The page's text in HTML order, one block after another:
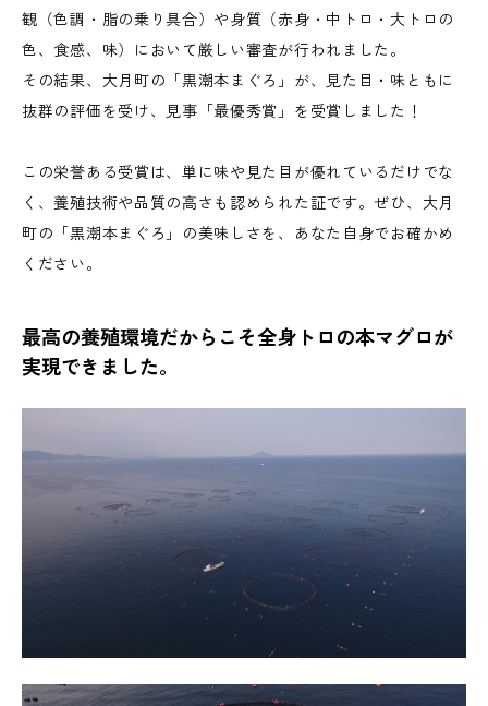
観（色調・脂の乗り具合）や身質（赤身・中トロ・大トロの
色、食感、味）において厳しい審査が行われました。
その結果、大月町の「黒潮本まぐろ」が、見た目・味ともに
抜群の評価を受け、見事「最優秀賞」を受賞しました！
この栄誉ある受賞は、単に味や見た目が優れているだけでな
く、養殖技術や品質の高さも認められた証です。ぜひ、大月
町の「黒潮本まぐろ」の美味しさを、あなた自身でお確かめ
ください。
最高の養殖環境だからこそ全身トロの本マグロが
実現できました。